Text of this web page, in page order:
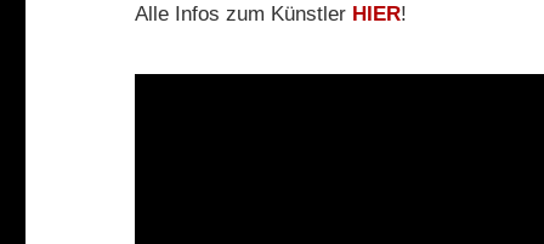
Alle Infos zum Künstler HIER!